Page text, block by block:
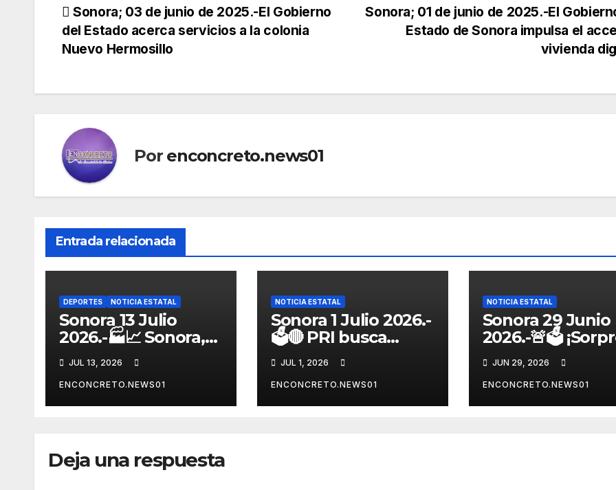
Navegación
de
Sonora; 01 de junio de 2025.-El
Estado de Sonora impulsa el
vivienda
Sonora; 03 de junio de 2025.-El Gobierno
del Estado acerca servicios a la colonia
Nuevo Hermosillo
Por enconcreto.news01
Entrada relacionada
DEPORTES NOTICIA ESTATAL
Sonora 13 Julio
2026.-🏭📈 Sonora,
entre los líderes
nacionales en
crecimiento
manufacturero
JUL 13, 2026
ENCONCRETO.NEWS01
NOTICIA ESTATAL
Sonora 1 Julio 2026.-
🗳️🔴 PRI busca
reorganizarse y
fortalecer una
alianza opositora
rumbo a 2027 en
JUL 1, 2026
ENCONCRETO.NEWS01
NOTICIA ESTATAL
Sonora 29 Junio
2026.-🚨🗳️
en la contienda
rumbo a 2027!
Omar Del Valle
entra de última
JUN 29, 2026
ENCONCRETO.NEWS01
Deja una respuesta